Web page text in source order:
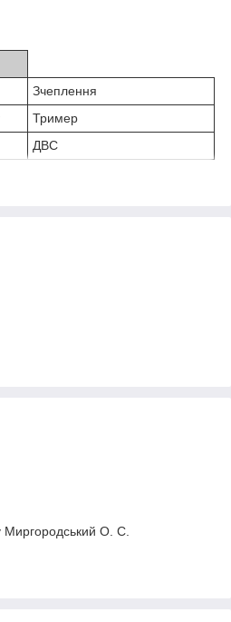
Зчеплення
Тример
ДВС
Миргородський О. С.